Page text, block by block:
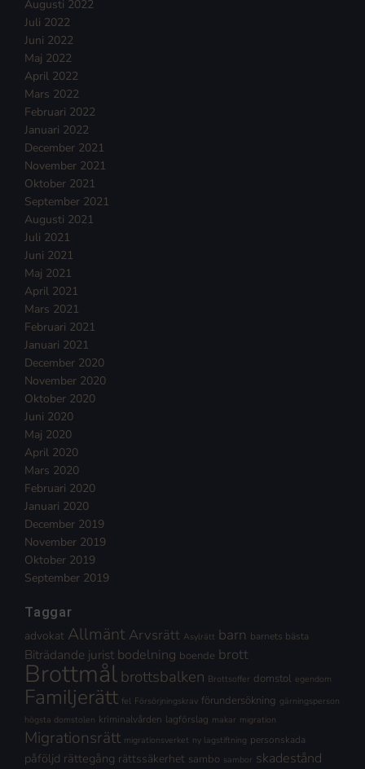
Augusti 2022
Juli 2022
Juni 2022
Maj 2022
April 2022
Mars 2022
Februari 2022
Januari 2022
December 2021
November 2021
Oktober 2021
September 2021
Augusti 2021
Juli 2021
Juni 2021
Maj 2021
April 2021
Mars 2021
Februari 2021
Januari 2021
December 2020
November 2020
Oktober 2020
Juni 2020
Maj 2020
April 2020
Mars 2020
Februari 2020
Januari 2020
December 2019
November 2019
Oktober 2019
September 2019
Taggar
advokat Allmänt Arvsrätt Asylrätt barn barnets bästa
Biträdande jurist bodelning boende brott
Brottmålbrottsbalken Brottsoffer domstol egendom
Familjerätt fel Försörjningskrav förundersökning gärningsperson
högsta domstolen kriminalvården lagförslag makar migration
Migrationsrätt migrationsverket ny lagstiftning personskada
påföljd rättegång rättssäkerhet sambo sambor skadestånd